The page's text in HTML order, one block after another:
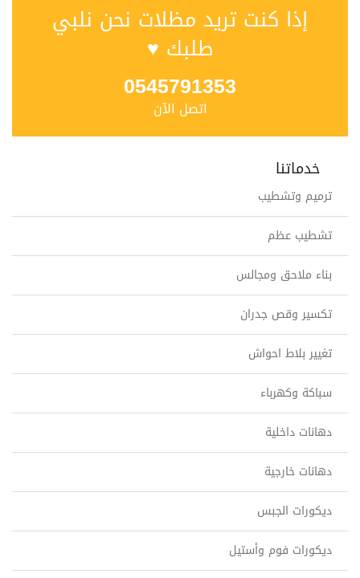
إذا كنت تريد مظلات نحن نلبي
طلبك ♥
0545791353
اتصل الآن
خدماتنا
ترميم وتشطيب
تشطيب عظم
بناء ملاحق ومجالس
تكسير وقص جدران
تغيير بلاط احواش
سباكة وكهرباء
دهانات داخلية
دهانات خارجية
ديكورات الجبس
ديكورات فوم وأستيل